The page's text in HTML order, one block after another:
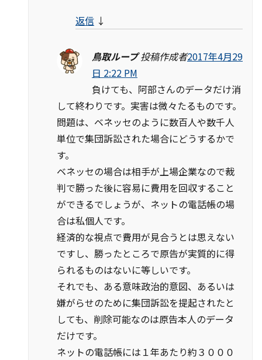
返信 ↓
鳥取ループ 投稿作成者2017年4月29
日 2:22 PM
負けても、阿部さんのデータだけ消
して終わりです。実害は微々たるものです。
問題は、ベネッセのように数百人や数千人
単位で集団訴訟された場合にどうするかで
す。
ベネッセの場合は相手が上場企業なので裁
判で勝った後に容易に費用を回収すること
ができるでしょうが、ネットの電話帳の場
合は私個人です。
経済的な視点で費用が見合うとは思えない
ですし、勝ったところで原告が実質的に得
られるものはないに等しいです。
それでも、ある意味政治的意図、あるいは
嫌がらせのために集団訴訟を提起されたと
しても、削除可能なのは原告本人のデータ
だけです。
ネットの電話帳には１年あたり約３０００